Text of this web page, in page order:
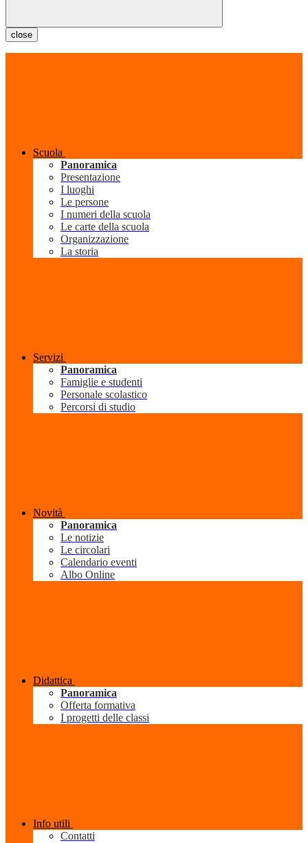
close
Scuola
Panoramica
Presentazione
I luoghi
Le persone
I numeri della scuola
Le carte della scuola
Organizzazione
La storia
Servizi
Panoramica
Famiglie e studenti
Personale scolastico
Percorsi di studio
Novità
Panoramica
Le notizie
Le circolari
Calendario eventi
Albo Online
Didattica
Panoramica
Offerta formativa
I progetti delle classi
Info utili
Contatti